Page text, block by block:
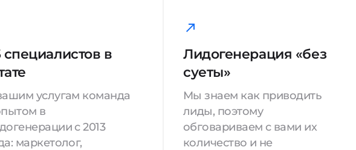
специалистов в
услугам команда
в
с 2013
маркетолог,
Лидогенерация «без
суеты»
Мы знаем как приводить
лиды, поэтому
обговариваем с вами их
количество и не